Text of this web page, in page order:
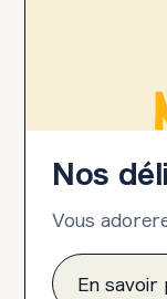
Nos
Vous
En savoir